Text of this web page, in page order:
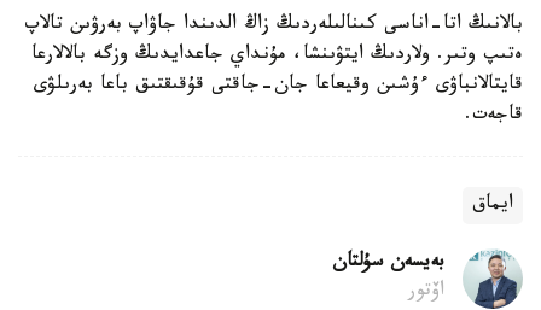
بالانىڭ اتا-اناسى كىنالىلەردىڭ زاڭ الدىندا جاۋاپ بەرۋىن تالاپ
ەتىپ وتىر. ولاردىڭ ايتۋىنشا، مۇنداي جاعدايدىڭ وزگە بالالارعا
قايتالانباۋى ءۇشىن وقيعاعا جان-جاقتى قۇقىقتىق باعا بەرىلۋى
قاجەت.
ايماق
بەيسەن سۇلتان
اۆتور